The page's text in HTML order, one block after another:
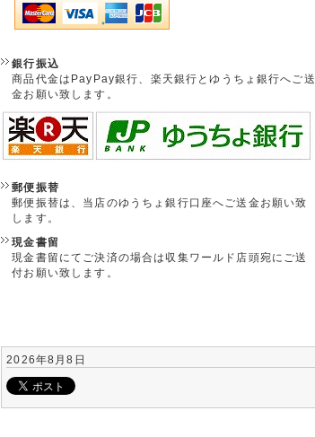
銀行振込
商品代金はPayPay銀行、楽天銀行とゆうちょ銀行へご送
金お願い致します。
郵便振替
郵便振替は、当店のゆうちょ銀行口座へご送金お願い致
します。
現金書留
現金書留にてご決済の場合は収集ワールド店頭宛にご送
付お願い致します。
2026年8月8日